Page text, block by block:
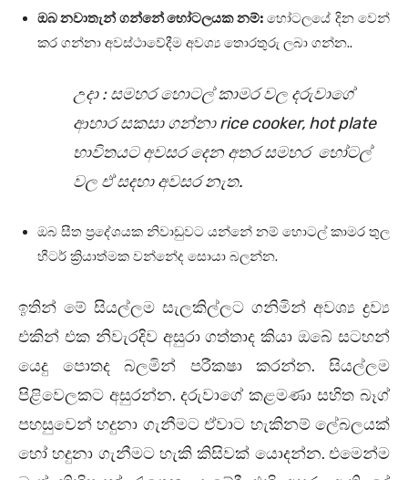
ඔබ නවාතැන් ගන්නේ හෝටලයක නම්:හෝටලයේ දින වෙන්
කර ගන්නා අවස්ථාවේදීම අවශ්‍ය තොරතුරු ලබා ගන්න..
උදා : සමහර හොටල් කාමර වල දරුවාගේ
ආහාර සකසා ගන්නා rice cooker, hot plate
භාවිතයට අවසර දෙන අතර සමහර හෝටල්
වල ඒ සදහා අවසර නැත.
ඔබ සීත ප්‍රදේශයක නිවාඩුවට යන්නේ නම් හොටල් කාමර තුල
හීටර් ක්‍රියාත්මක වන්නේද සොයා බලන්න.
ඉතින් මේ සියල්ලම සැලකිල්ලට ගනිමින් අවශ්‍ය ද්‍රව්‍ය
එකින් එක නිවැරදිව අසුරා ගත්තාද කියා ඔබේ සටහන්
යෙදු පොතද බලමින් පරීකෂා කරන්න.සියල්ලම
පිළිවෙලකට අසුරන්න. දරුවාගේ කළමණා සහිත බෑග්
පහසුවෙන් හදුනා ගැනීමට ඒවාට හැකිනම් ලේබලයක්
හෝ හදුනා ගැනීමට හැකි කිසිවක් යොදන්න. එමෙන්ම